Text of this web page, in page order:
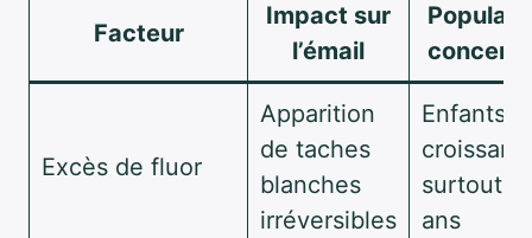
Facteur
Impact sur
l’émail
Excès de fluor
Apparition
de taches
blanches
irréversibles
Enfants
surtout
ans